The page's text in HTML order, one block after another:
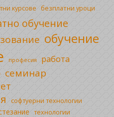
курсове безплатни уроци
обучение
обучение
професия работа
семинар
софтуерни технологии
технологии